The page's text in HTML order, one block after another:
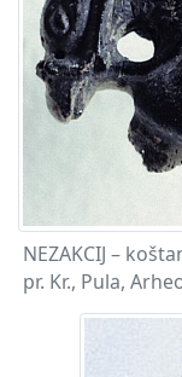
NEZAKCIJ –
pr. Kr., Pula,